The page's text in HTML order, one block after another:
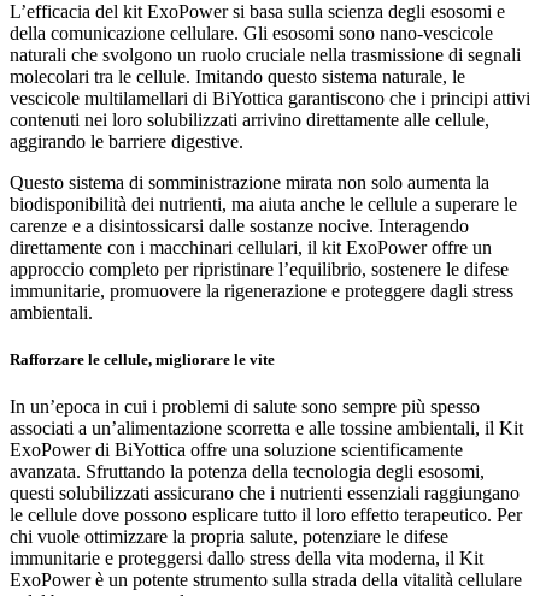
L’efficacia del kit ExoPower si basa sulla scienza degli esosomi e
della comunicazione cellulare. Gli esosomi sono nano-vescicole
naturali che svolgono un ruolo cruciale nella trasmissione di segnali
molecolari tra le cellule. Imitando questo sistema naturale, le
vescicole multilamellari di BiYottica garantiscono che i principi attivi
contenuti nei loro solubilizzati arrivino direttamente alle cellule,
aggirando le barriere digestive.
Questo sistema di somministrazione mirata non solo aumenta la
biodisponibilità dei nutrienti, ma aiuta anche le cellule a superare le
carenze e a disintossicarsi dalle sostanze nocive. Interagendo
direttamente con i macchinari cellulari, il kit ExoPower offre un
approccio completo per ripristinare l’equilibrio, sostenere le difese
immunitarie, promuovere la rigenerazione e proteggere dagli stress
ambientali.
Rafforzare le cellule, migliorare le vite
In un’epoca in cui i problemi di salute sono sempre più spesso
associati a un’alimentazione scorretta e alle tossine ambientali, il Kit
ExoPower di BiYottica offre una soluzione scientificamente
avanzata. Sfruttando la potenza della tecnologia degli esosomi,
questi solubilizzati assicurano che i nutrienti essenziali raggiungano
le cellule dove possono esplicare tutto il loro effetto terapeutico. Per
chi vuole ottimizzare la propria salute, potenziare le difese
immunitarie e proteggersi dallo stress della vita moderna, il Kit
ExoPower è un potente strumento sulla strada della vitalità cellulare